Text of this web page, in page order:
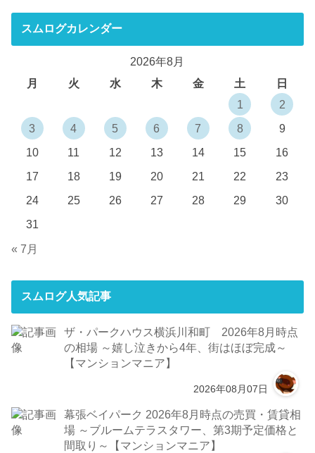
スムログカレンダー
2026年8月
月
火 水 木 金 土
日
1
2
3
4 5 6 7 8
9
10
11 12 13 14 15
16
17
18 19 20 21 22
23
24
25 26 27 28 29
30
31
« 7月
スムログ人気記事
ザ・パークハウス横浜川和町 2026年8月時点
の相場 ～嬉し泣きから4年、街はほぼ完成～
【マンションマニア】
2026年08月07日
幕張ベイパーク 2026年8月時点の売買・賃貸相
場 ～ブルームテラスタワー、第3期予定価格と
間取り～【マンションマニア】